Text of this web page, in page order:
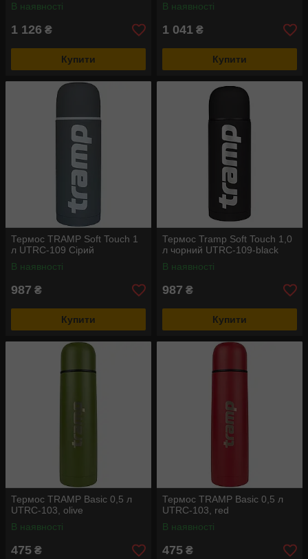
В наявності
1 126 ₴
Купити
В наявності
1 041 ₴
Купити
Термос TRAMP Soft Touch 1
л UTRC-109 Сірий
В наявності
987 ₴
Купити
Термос Tramp Soft Touch 1,0
л чорний UTRC-109-black
В наявності
987 ₴
Купити
Термос TRAMP Basic 0,5 л
UTRC-103, olive
В наявності
475 ₴
Термос TRAMP Basic 0,5 л
UTRC-103, red
В наявності
475 ₴